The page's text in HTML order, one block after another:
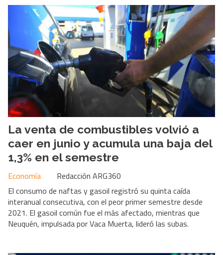
La venta de combustibles volvió a
caer en junio y acumula una baja del
1,3% en el semestre
Redacción ARG360
Economía
El consumo de naftas y gasoil registró su quinta caída
interanual consecutiva, con el peor primer semestre desde
2021. El gasoil común fue el más afectado, mientras que
Neuquén, impulsada por Vaca Muerta, lideró las subas.